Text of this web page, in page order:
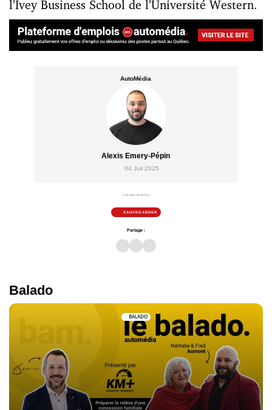
AutoMédia
Alexis Emery-Pépin
04 Juil 2025
3 minutes de lecture
SAUVEGARDER
Partage :
l’Ivey Business School de l’Université Western.
Balado
BALADO